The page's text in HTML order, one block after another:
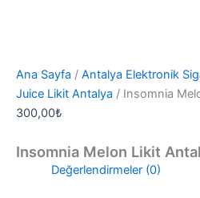
Ana Sayfa / Antalya Elektronik
Juice Likit Antalya / Insomnia
300,00₺
Insomnia Melon Likit
Değerlendirmeler (0)